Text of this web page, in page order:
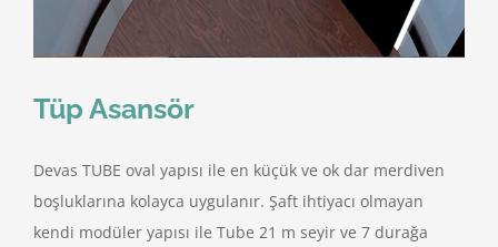
Tüp Asansör
Devas TUBE oval yapısı ile en küçük ve ok dar merdiven
boşluklarına kolayca uygulanır. Şaft ihtiyacı olmayan
kendi modüler yapısı ile Tube 21 m seyir ve 7 durağa